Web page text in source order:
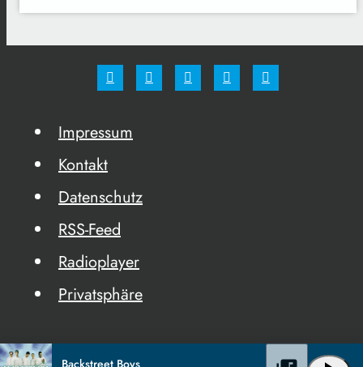
Impressum
Kontakt
Datenschutz
RSS-Feed
Radioplayer
Privatsphäre
Backstreet Boys